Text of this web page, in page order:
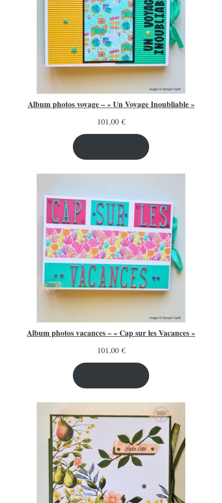
Album photos voyage – « Un Voyage Inoubliable »
101,00 €
Album photos vacances – « Cap sur les Vacances »
101,00 €